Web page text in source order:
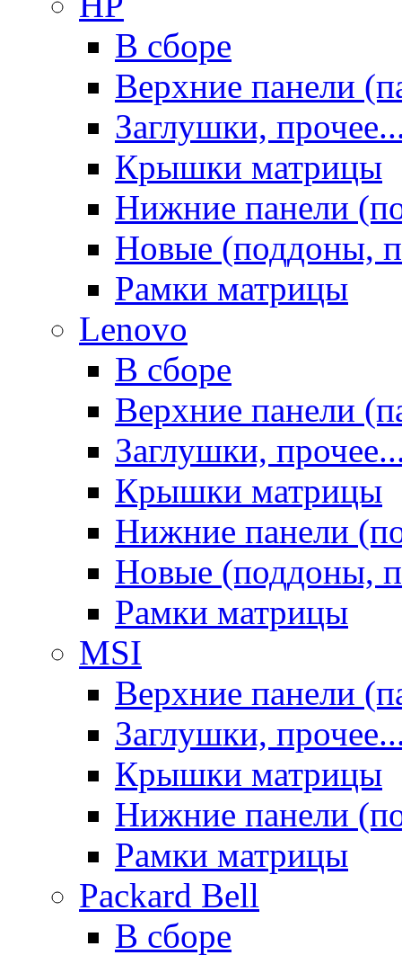
В сборе
Верхние панели
Заглушки,
Крышки матрицы
Нижние панели
Новые (поддоны,
Рамки матрицы
Lenovo
В сборе
Верхние панели
Заглушки,
Крышки матрицы
Нижние панели
Новые (поддоны,
Рамки матрицы
MSI
Верхние панели
Заглушки,
Крышки матрицы
Нижние панели
Рамки матрицы
Packard Bell
В сборе